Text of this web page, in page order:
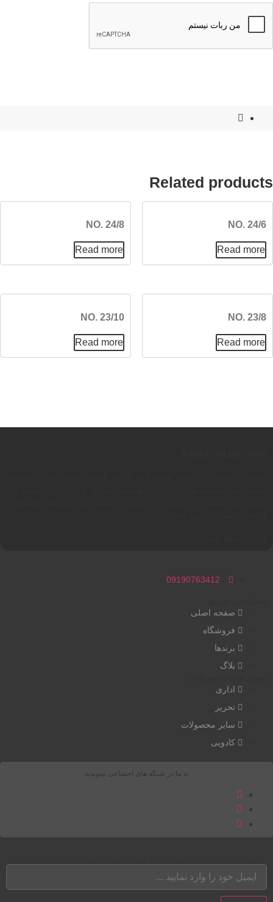
100%
Related products
NO. 24/6
Read more
NO. 24/8
Read more
NO. 23/8
Read more
NO. 23/10
Read more
09190763412
صفحه اصلی
فروشگاه
برندها
بلاگ
اداری
تحریر
سایر محصولات
کادویی
به ما در شبکه های اجتماعی بپیوندید
با عضویت در خبرنامه از آخرین اخبار مطلع شوید